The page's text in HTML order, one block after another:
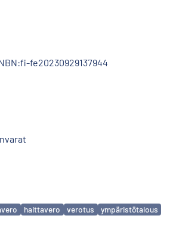
fe20230929137944
haittavero verotus
ympäristötalous